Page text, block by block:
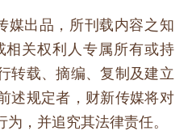
出品，所刊载内容之知
关权利人专属所有或持
转载、摘编、复制及建立
述规定者，财新传媒将对
，并追究其法律责任。